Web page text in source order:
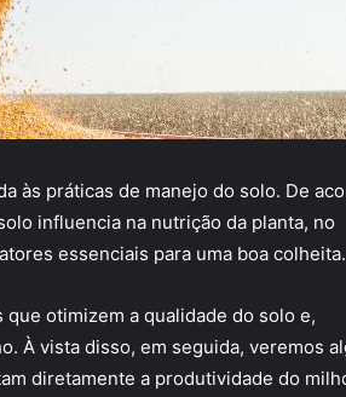
às práticas de manejo do solo. De
influencia na nutrição da planta, no
essenciais para uma boa colheita.
otimizem a qualidade do solo e,
À vista disso, em seguida, veremos
diretamente a produtividade do